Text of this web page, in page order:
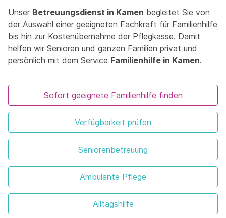
Unser Betreuungsdienst in Kamen begleitet Sie von
der Auswahl einer geeigneten Fachkraft für Familienhilfe
bis hin zur Kostenübernahme der Pflegkasse. Damit
helfen wir Senioren und ganzen Familien privat und
persönlich mit dem Service Familienhilfe in Kamen.
Sofort geeignete Familienhilfe finden
Verfügbarkeit prüfen
Seniorenbetreuung
Ambulante Pflege
Alltagshilfe